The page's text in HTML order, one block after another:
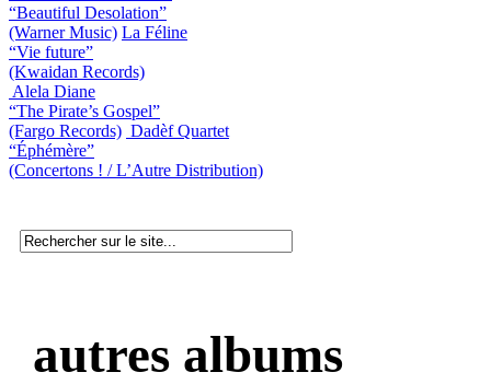
“Beautiful Desolation”
(Warner Music) La Féline
“Vie future”
(Kwaidan Records)
Alela Diane
“The Pirate’s Gospel”
(Fargo Records) Dadèf Quartet
“Éphémère”
(Concertons ! / L’Autre Distribution)
autres albums